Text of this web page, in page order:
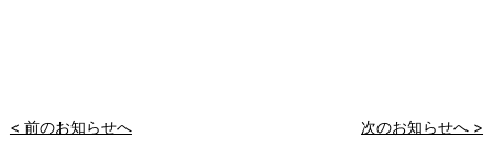
< 前のお知らせへ 次のお知らせへ >